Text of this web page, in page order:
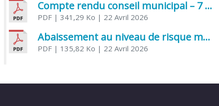
Compte rendu conseil municipal – 7 avril 2026
PDF| 341,29 Ko | 22 Avril 2026
Abaissement au niveau de risque modéré de l’Influenza aviaire
PDF| 135,82 Ko | 22 Avril 2026